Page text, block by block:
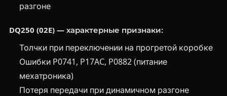
разгоне
DQ250 (02E) — характерные признаки:
Толчки при переключении на прогретой коробке
Ошибки P0741, P17AC, P0882 (питание
мехатроника)
Потеря передачи при динамичном разгоне